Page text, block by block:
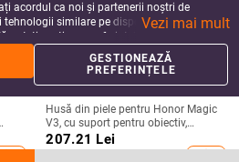
Husă din piele pentru Honor Magic
V3, cu suport pentru obiectiv,
protecție anti-cadere pentru telefon
cu ecran pliabil
207.21 Lei
acordul ca noi și partenerii noștri de
tehnologii similare pe dispozitivul dvs. în
puteți gestiona preferințele în orice moment
Pentru mai multe informații, vă
de confidențialitate.
Vezi mai mult
GESTIONEAZĂ
PREFERINȚELE